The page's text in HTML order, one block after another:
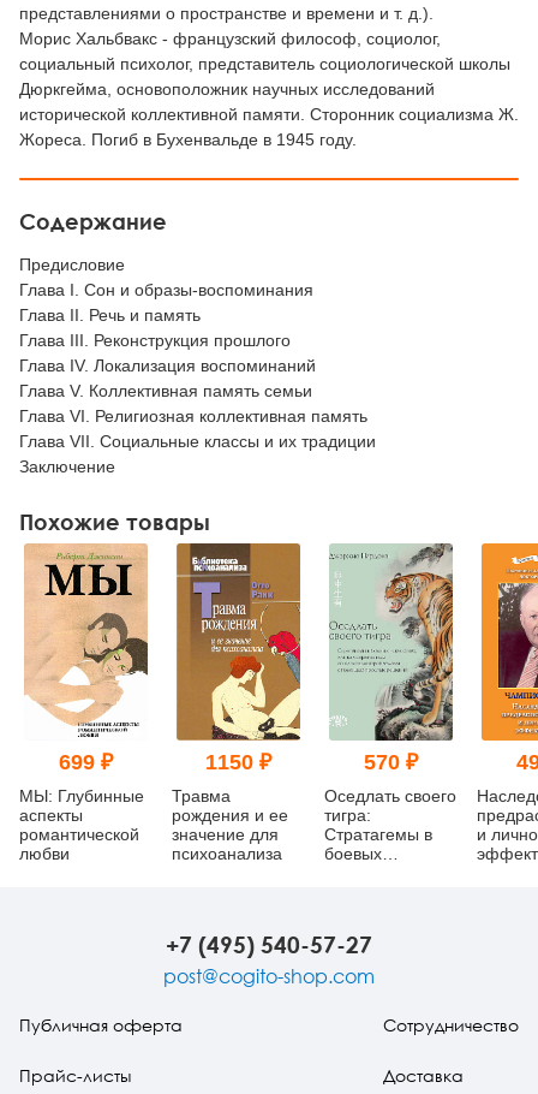
представлениями о пространстве и времени и т. д.).
Морис Хальбвакс - французский философ, социолог,
социальный психолог, представитель социологической школы
Дюркгейма, основоположник научных исследований
исторической коллективной памяти. Сторонник социализма Ж.
Жореса. Погиб в Бухенвальде в 1945 году.
Содержание
Предисловие
Глава I. Сон и образы-воспоминания
Глава II. Речь и память
Глава III. Реконструкция прошлого
Глава IV. Локализация воспоминаний
Глава V. Коллективная память семьи
Глава VI. Религиозная коллективная память
Глава VII. Социальные классы и их традиции
Заключение
Похожие товары
699 ₽
МЫ: Глубинные
аспекты
романтической
любви
1150 ₽
Травма
рождения и ее
значение для
психоанализа
570 ₽
Оседлать своего
тигра:
Cтратагемы в
боевых
помощью
простых
решений
и
+7 (495) 540-57-27
post@cogito-shop.com
Публичная оферта
Прайс-листы
Сотрудничество
Доставка